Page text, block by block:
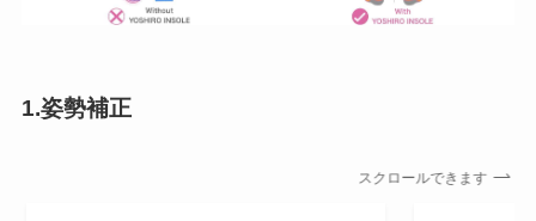
1.姿勢補正
スクロールできます